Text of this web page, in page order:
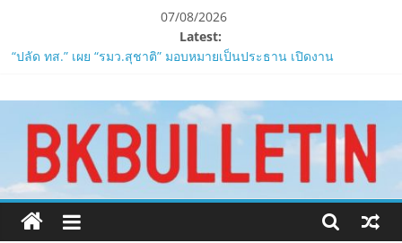
content
07/08/2026
Latest:
“ปลัด ทส.” เผย “รมว.สุชาติ” มอบหมายเป็นประธาน เปิดงาน
ห้ามพลาด! Smilegate เปิดตัว ‘เฮเลนา’ เซิร์ฟเวอร์ใหม่ของ
LORDNINE 29 ก.ค. นี้
LORDNINE ครบรอบ 1 ปี! Smilegate เปิด “Helena” เซิร์ฟฯ ใหม่
พร้อมอาวุธเคียวและศึกกิลด์-PvP เดือดครึ่งปีหลัง 2026
Smilegate ฉลองครบรอบ 1 ปี “Lordnine”เปิดตัวเซิร์ฟใหม่ ‘Helena’
บูสต์ EXP กระฉูด 50% พร้อมแจกซัมมอนสูงสุด 1,111 ครั้ง!
ZTE จับมือ AIS อัปเกรด Backbone Networkสำหรับภาครัฐและองค์กร
เสนอ
ข่าว
ครบ
ทุก